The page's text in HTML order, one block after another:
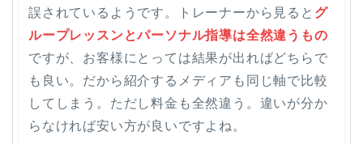
誤されているようです。トレーナーから見ると グ
ループレッスンとパーソナル指導は全然違うもの
ですが、お客様にとっては結果が出ればどちらで
も良い。だから紹介するメディアも同じ軸で比較
してしまう。ただし料金も全然違う。違いが分か
らなければ安い方が良いですよね。